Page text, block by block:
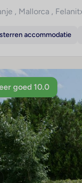
, Mallorca ,
accommodatie
goed 10.0